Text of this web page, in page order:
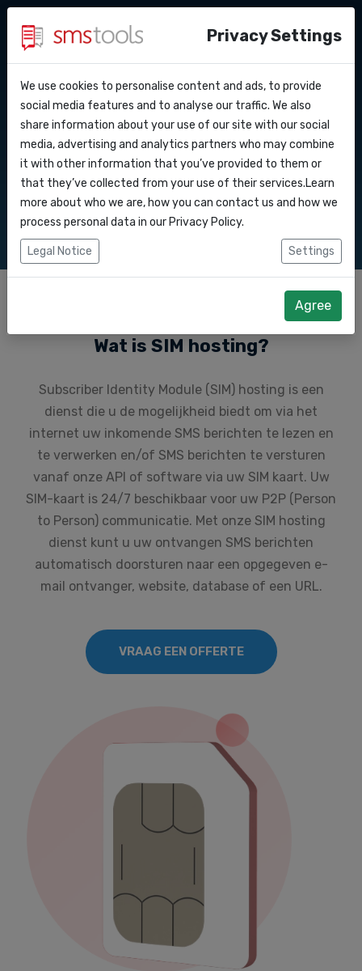
API Docs
Webhooks
Integraties
Zapier
Waarom smstools?
Blog
Service level agreement
Contact
Een offerte aanvragen
SIM hosting
Gebruik uw SIM kaart om SMS berichten te
ontvangen.
Wat is SIM hosting?
Subscriber Identity Module (SIM) hosting is een
dienst die u de mogelijkheid biedt om via het
internet uw inkomende SMS berichten te lezen en
te verwerken en/of SMS berichten te versturen
vanaf onze API of software via uw SIM kaart. Uw
SIM-kaart is 24/7 beschikbaar voor uw P2P (Person
to Person) communicatie. Met onze SIM hosting
dienst kunt u uw ontvangen SMS berichten
automatisch doorsturen naar een opgegeven e-
mail ontvanger, website, database of een URL.
VRAAG EEN OFFERTE
Privacy Settings
We use cookies to personalise content and ads, to provide
social media features and to analyse our traffic. We also
share information about your use of our site with our social
media, advertising and analytics partners who may combine
it with other information that you’ve provided to them or
that they’ve collected from your use of their services.Learn
more about who we are, how you can contact us and how we
process personal data in our Privacy Policy.
Legal Notice Settings
Agree